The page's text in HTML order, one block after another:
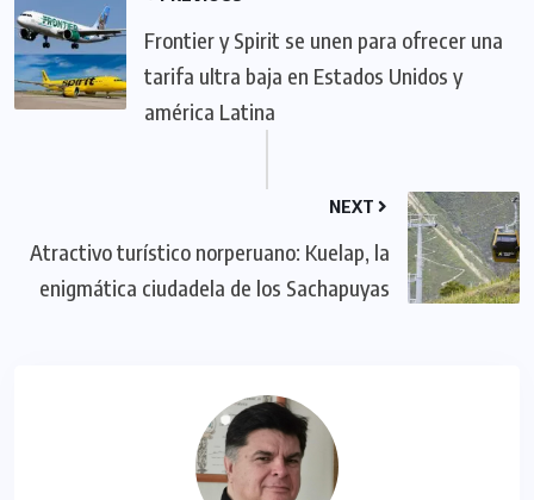
Frontier y Spirit se unen para ofrecer una
tarifa ultra baja en Estados Unidos y
américa Latina
NEXT
Atractivo turístico norperuano: Kuelap, la
enigmática ciudadela de los Sachapuyas